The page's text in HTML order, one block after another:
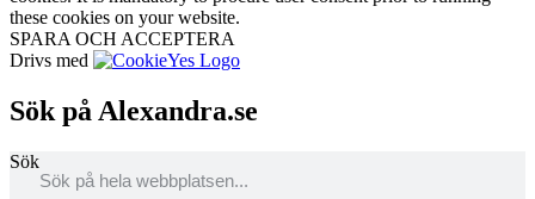
these cookies on your website.
SPARA OCH ACCEPTERA
Drivs med
Sök på Alexandra.se
Sök